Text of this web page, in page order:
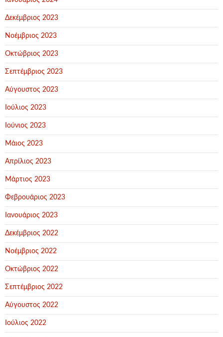
Δεκέμβριος 2023
Νοέμβριος 2023
Οκτώβριος 2023
Σεπτέμβριος 2023
Αύγουστος 2023
Ιούλιος 2023
Ιούνιος 2023
Μάιος 2023
Απρίλιος 2023
Μάρτιος 2023
Φεβρουάριος 2023
Ιανουάριος 2023
Δεκέμβριος 2022
Νοέμβριος 2022
Οκτώβριος 2022
Σεπτέμβριος 2022
Αύγουστος 2022
Ιούλιος 2022